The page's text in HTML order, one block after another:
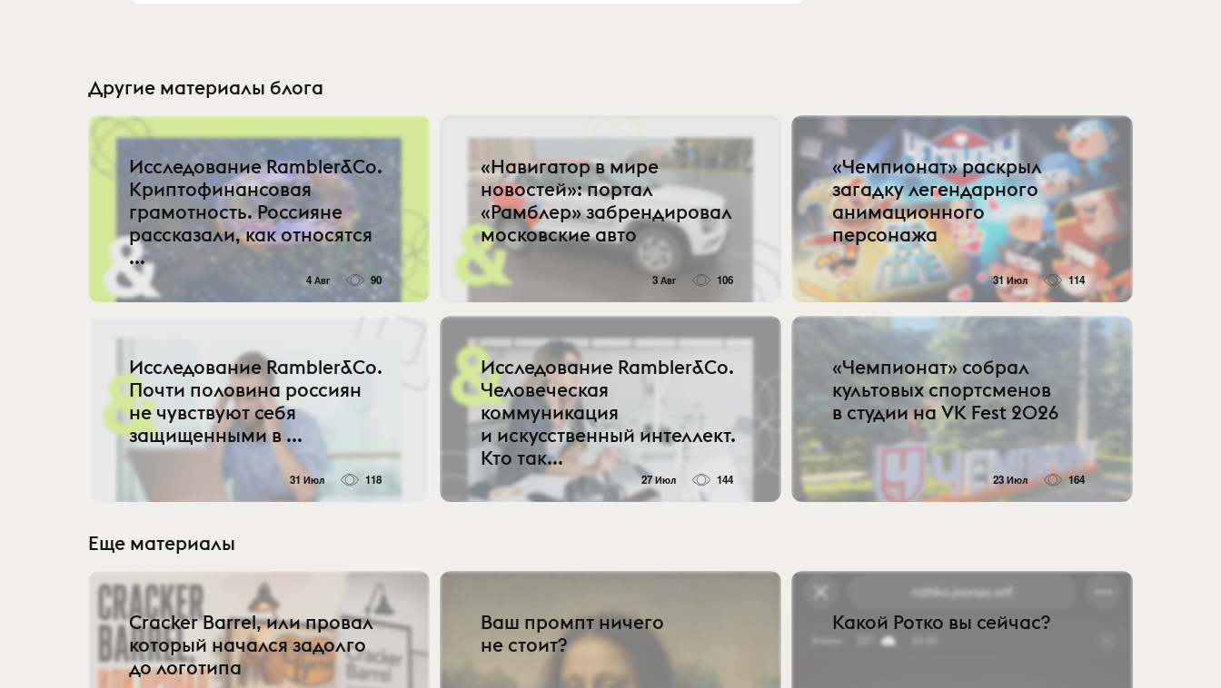
Другие материалы блога
Исследование Rambler&Co.
Криптофинансовая
грамотность. Россияне
рассказали, как относятся
...
4 Авг 90
«Навигатор в мире
новостей»: портал
«Рамблер» забрендировал
московские авто
3 Авг 106
«Чемпионат» раскрыл
загадку легендарного
анимационного
персонажа
31 Июл 114
Исследование Rambler&Co.
Почти половина россиян
не чувствуют себя
защищенными в ...
31 Июл 118
Исследование Rambler&Co.
Человеческая
коммуникация
и искусственный интеллект.
Кто так...
27 Июл 144
«Чемпионат» собрал
культовых спортсменов
в студии на VK Fest 2026
23 Июл 164
Еще материалы
Cracker Barrel, или провал
который начался задолго
до логотипа
Ваш промпт ничего
не стоит?
Какой Ротко вы сейчас?